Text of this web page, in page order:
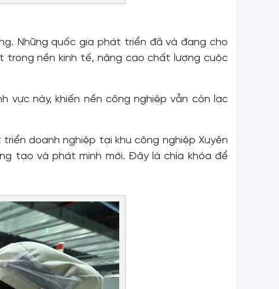
Những quốc gia phát triển đã và đang cho
trong nền kinh tế, nâng cao chất lượng cuộc
vực này, khiến nền công nghiệp vẫn còn lạc
doanh nghiệp tại khu công nghiệp Xuyên
tạo và phát minh mới. Đây là chìa khóa để